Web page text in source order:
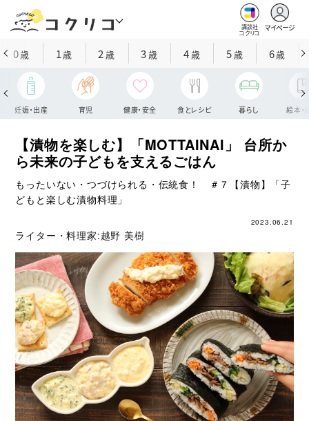
講談社
コクリコ
マイページ
0歳 1歳 2 歳 3歳 4歳 5歳 6歳
妊娠・出産 育児 健康・安全 食とレシピ 暮らし 絵本・
【漬物を楽しむ】「MOTTAINAI」 台所か
ら未来の子どもを支えるごはん
もったいない・つづけられる・伝統食！ ＃７【漬物】「子
どもと楽しむ漬物料理」
2023.06.21
ライター・料理家:越野 美樹